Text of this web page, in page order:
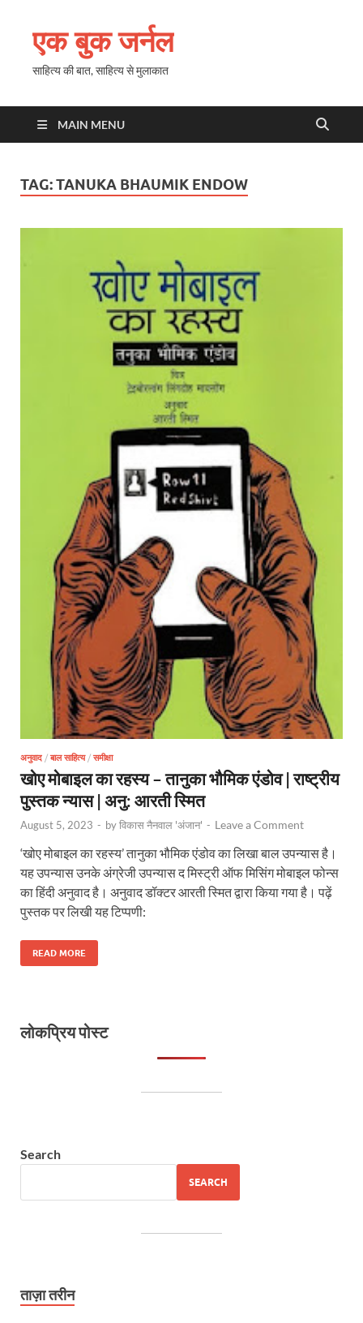
एक बुक जर्नल
साहित्य की बात, साहित्य से मुलाकात
MAIN MENU
TAG:TANUKA BHAUMIK ENDOW
अनुवाद / बाल साहित्य/ समीक्षा
खोए मोबाइल का रहस्य – तानुका भौमिक एंडोव | राष्ट्रीय
पुस्तक न्यास | अनु: आरती स्मित
August 5, 2023 - byविकास नैनवाल 'अंजान' - Leave a Comment
‘खोए मोबाइल का रहस्य’ तानुका भौमिक एंडोव का लिखा बाल उपन्यास है।
यह उपन्यास उनके अंग्रेजी उपन्यास द मिस्ट्री ऑफ मिसिंग मोबाइल फोन्स
का हिंदी अनुवाद है। अनुवाद डॉक्टर आरती स्मित द्वारा किया गया है। पढ़ें
पुस्तक पर लिखी यह टिप्पणी:
READ MORE
लोकप्रिय पोस्ट
Search
SEARCH
ताज़ा तरीन